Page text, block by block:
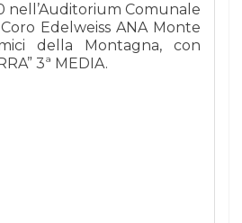
nell’Auditorium Comunale
Edelweiss ANA Monte
della Montagna, con
3ª MEDIA.